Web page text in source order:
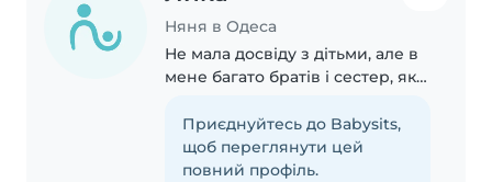
Няня в Одеса
Не мала досвіду з дітьми, але в
мене багато братів і сестер, які
справлятися з дітьми, можу
нести відповідальність і брати
на себе багато домашніх справ:
Приєднуйтесь до Babysits,
щоб переглянути цей
повний профіль.